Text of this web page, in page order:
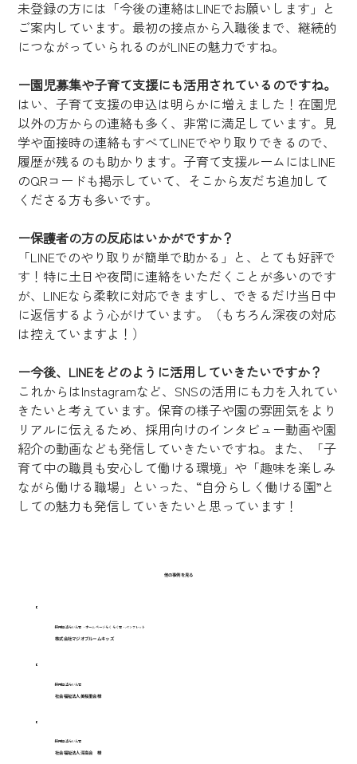
未登録の方には「今後の連絡はLINEでお願いします」と
ご案内しています。最初の接点から入職後まで、継続的
につながっていられるのがLINEの魅力ですね。
ー園児募集や子育て支援にも活用されているのですね。
はい、子育て支援の申込は明らかに増えました！在園児
以外の方からの連絡も多く、非常に満足しています。見
学や面接時の連絡もすべてLINEでやり取りできるので、
履歴が残るのも助かります。子育て支援ルームにはLINE
のQRコードも掲示していて、そこから友だち追加して
くださる方も多いです。
ー保護者の方の反応はいかがですか？
「LINEでのやり取りが簡単で助かる」と、とても好評で
す！特に土日や夜間に連絡をいただくことが多いのです
が、LINEなら柔軟に対応できますし、できるだけ当日中
に返信するよう心がけています。（もちろん深夜の対応
は控えていますよ！）
ー今後、LINEをどのように活用していきたいですか？
これからはInstagramなど、SNSの活用にも力を入れてい
きたいと考えています。保育の様子や園の雰囲気をより
リアルに伝えるため、採用向けのインタビュー動画や園
紹介の動画なども発信していきたいですね。また、「子
育て中の職員も安心して働ける環境」や「趣味を楽しみ
ながら働ける職場」といった、“自分らしく働ける園”と
しての魅力も発信していきたいと思っています！
他の事例を見る
採用担当らいん君・ホームページらくらく君・パンフレット
株式会社マジオブルームキッズ
採用担当らいん君
社会福祉法人美桜里会様
採用担当らいん君
社会福祉法人深高会 様